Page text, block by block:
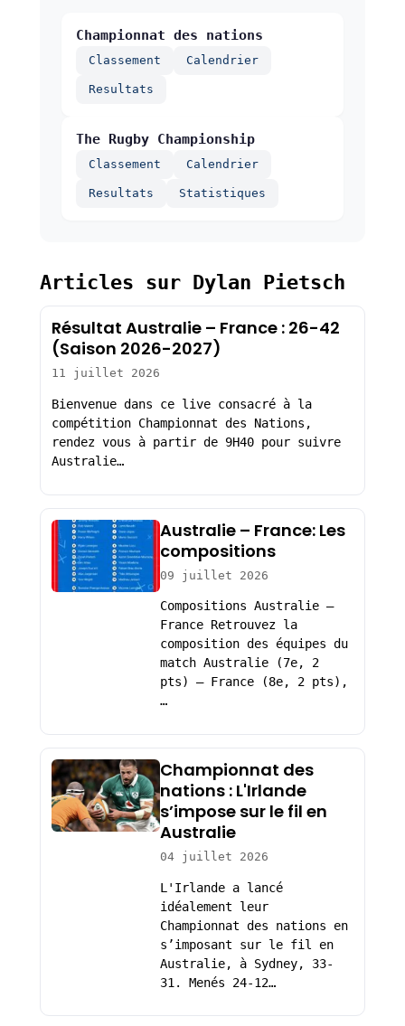
Championnat des nations
Classement Calendrier
Resultats
The Rugby Championship
Classement Calendrier
Resultats Statistiques
Articles sur Dylan Pietsch
Résultat Australie – France : 26-42
(Saison 2026-2027)
11 juillet 2026
Bienvenue dans ce live consacré à la
compétition Championnat des Nations,
rendez vous à partir de 9H40 pour suivre
Australie…
Australie – France: Les
compositions
09 juillet 2026
Compositions Australie –
France Retrouvez la
composition des équipes du
match Australie (7e, 2
pts) – France (8e, 2 pts),
…
Championnat des
nations : L'Irlande
s’impose sur le fil en
Australie
04 juillet 2026
L'Irlande a lancé
idéalement leur
Championnat des nations en
s’imposant sur le fil en
Australie, à Sydney, 33-
31. Menés 24-12…